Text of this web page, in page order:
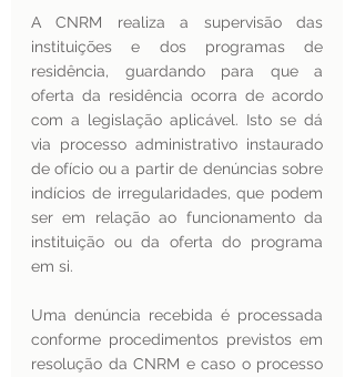
A CNRM realiza a supervisão das
instituições e dos programas de
residência, guardando para que a
oferta da residência ocorra de acordo
com a legislação aplicável. Isto se dá
via processo administrativo instaurado
de ofício ou a partir de denúncias sobre
indícios de irregularidades, que podem
ser em relação ao funcionamento da
instituição ou da oferta do programa
em si.
Uma denúncia recebida é processada
conforme procedimentos previstos em
resolução da CNRM e caso o processo